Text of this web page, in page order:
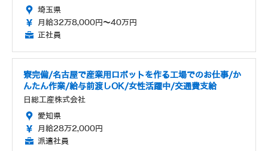
埼玉県
月給32万8,000円～40万円
正社員
寮完備/名古屋で産業用ロボットを作る工場でのお仕事/か
んたん作業/給与前渡しOK/女性活躍中/交通費支給
日総工産株式会社
愛知県
月給28万2,000円
派遣社員